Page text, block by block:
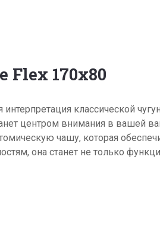
170х80
интерпретация классической
центром внимания в вашей
чашу, которая
она станет не только